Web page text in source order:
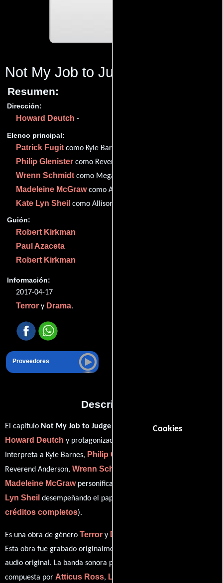
Cookies
Not My Job to Judge
Resumen:
Dirección:
Howard Deutch -
Elenco principal:
Patrick Fugitcomo Kyle Barnes
Philip Glenister como Reverend Anderson
Wrenn Schmidtcomo Megan Holter
Madeleine McGrawcomo Amber Barnes
Kate Lyn Sheil como Allison Barnes
Guión:
Robert Kirkman
Paul Azaceta
Robert Kirkman
Información:
2017-04-17
Terror y Drama.
Proveedores
Descripción
El capítulo Not My Job to Judge del año 2017, está dirigido por
Howard Deutch y protagonizada por
interpreta a Kyle Barnes, Philip Glenister
Reverend Anderson, Wrenn Schmidt
Madeleine McGrawpersonificando a Amber Barnes y
Lyn Sheil desempeñando el papel de Allison Barnes (
créditos completos).
Es una obra de género Terror y Drama
Esta obra fue grabado originalmente con dialogos en
audio original. La banda sonora para esta producción ha sido
compuesta por Atticus Ross, Leopold Ross